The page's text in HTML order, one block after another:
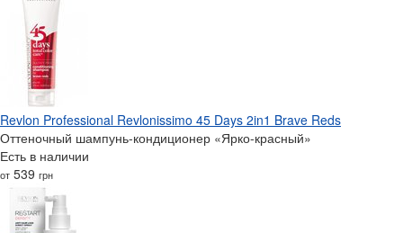
Revlon Professional Revlonissimo 45 Days 2in1 Brave Reds
Оттеночный шампунь-кондиционер «Ярко-красный»
Есть в наличии
от 539 грн